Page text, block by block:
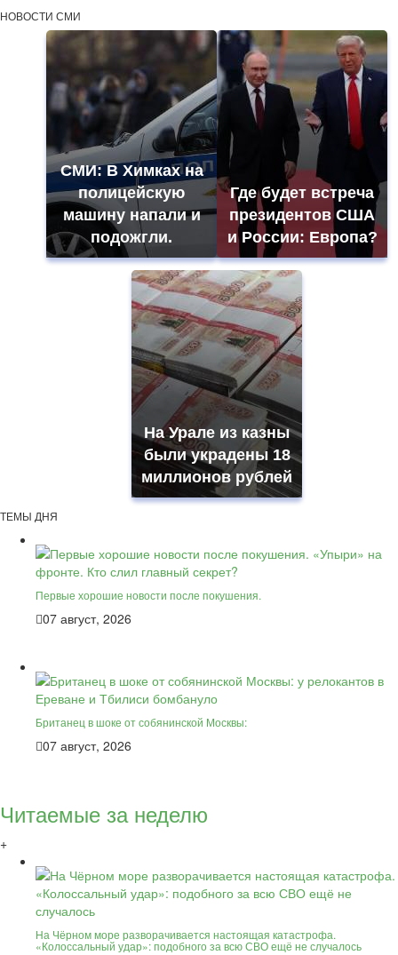
НОВОСТИ СМИ
СМИ: В Химках на
полицейскую
машину напали и
подожгли.
Где будет встреча
президентов США
и России: Европа?
На Урале из казны
были украдены 18
миллионов рублей
ТЕМЫ ДНЯ
Первые хорошие новости после покушения.
07 август, 2026
Британец в шоке от собянинской Москвы:
07 август, 2026
Читаемые за неделю
+
На Чёрном море разворачивается настоящая катастрофа.
«Колоссальный удар»: подобного за всю СВО ещё не случалось